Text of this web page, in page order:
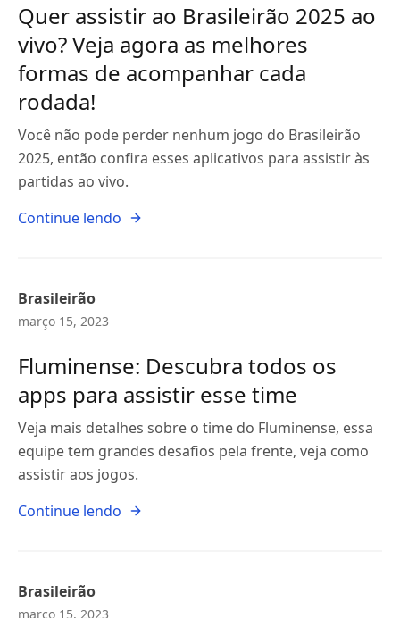
Quer assistir ao Brasileirão 2025 ao
vivo? Veja agora as melhores
formas de acompanhar cada
rodada!
Você não pode perder nenhum jogo do Brasileirão
2025, então confira esses aplicativos para assistir às
partidas ao vivo.
Continue lendo
Brasileirão
março 15, 2023
Fluminense: Descubra todos os
apps para assistir esse time
Veja mais detalhes sobre o time do Fluminense, essa
equipe tem grandes desafios pela frente, veja como
assistir aos jogos.
Continue lendo
Brasileirão
março 15, 2023